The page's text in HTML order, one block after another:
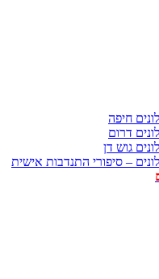
חיפה
דרום
גוש דן
– סיפורי התנדבות אישית